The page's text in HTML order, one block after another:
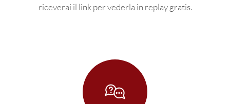
riceverai il link per vederla in replay gratis.